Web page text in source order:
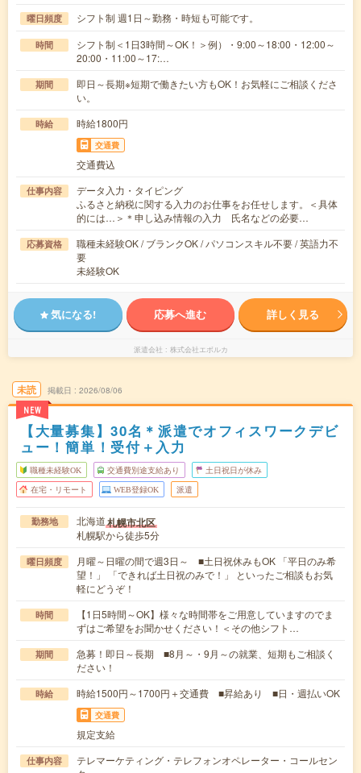
曜日頻度 シフト制 週1日～勤務・時短も可能です。
時間
シフト制＜1日3時間～OK！＞例）・9:00～18:00・12:00～
20:00・11:00～17:…
期間
即日～長期※短期で働きたい方もOK！お気軽にご相談くださ
い。
時給 時給1800円
交通費
交通費込
仕事内容
データ入力・タイピング
ふるさと納税に関する入力のお仕事をお任せします。＜具体
的には…＞＊申し込み情報の入力 氏名などの必要…
応募資格
職種未経験OK / ブランクOK / パソコンスキル不要 / 英語力不
要
未経験OK
気になる! 応募へ進む 詳しく見る
派遣会社 株式会社エボルカ
未読
NEW
掲載日 2026/08/06
【大量募集】30名＊派遣でオフィスワークデビ
ュー！簡単！受付＋入力
職種未経験OK 交通費別途支給あり 土日祝日が休み
在宅・リモート WEB登録OK 派遣
勤務地 北海道札幌市北区
札幌駅から徒歩5分
曜日頻度
月曜～日曜の間で週3日～ ■土日祝休みもOK 「平日のみ希
望！」 「できれば土日祝のみで！」 といったご相談もお気
軽にどうぞ！
時間
【1日5時間～OK】様々な時間帯をご用意していますのでま
ずはご希望をお聞かせください！＜その他シフト…
期間
急募！即日～長期 ■8月～・9月～の就業、短期もご相談く
ださい！
時給 時給1500円～1700円＋交通費 ■昇給あり ■日・週払いOK
交通費
規定支給
仕事内容
テレマーケティング・テレフォンオペレーター・コールセン